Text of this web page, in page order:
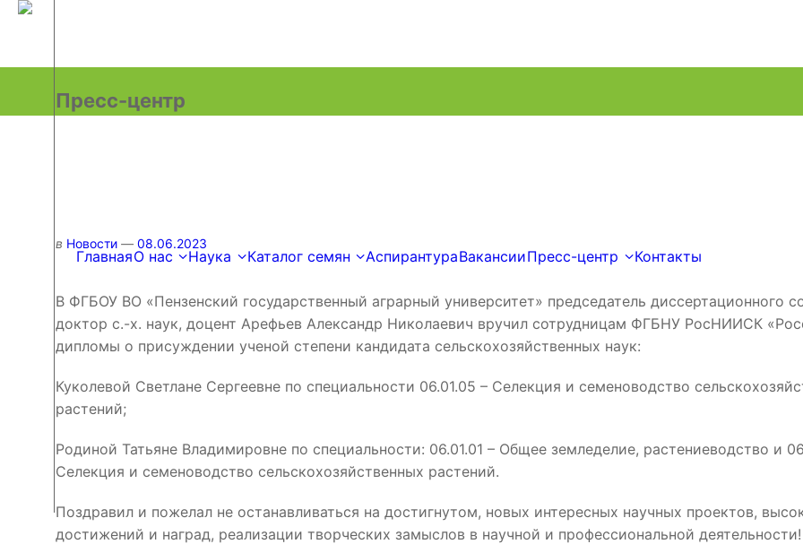
ГлавнаяО нас Наука Каталог семян АспирантураВакансииПресс-центр Контакты
Пресс-центр
в Новости 08.06.2023
В ФГБОУ ВО «Пензенский государственный аграрный университет» председатель диссертационного
доктор с.-х. наук, доцент Арефьев Александр Николаевич вручил сотрудницам ФГБНУ РосНИИСК
дипломы о присуждении ученой степени кандидата сельскохозяйственных наук:
Куколевой Светлане Сергеевне по специальности 06.01.05 – Селекция и семеноводство
растений;
Родиной Татьяне Владимировне по специальности: 06.01.01 – Общее земледелие, растениеводство и
Селекция и семеноводство сельскохозяйственных растений.
Поздравил и пожелал не останавливаться на достигнутом, новых интересных научных проектов,
достижений и наград, реализации творческих замыслов в научной и профессиональной деятельности!